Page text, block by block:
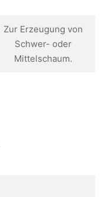
Zur Erzeugung von
Schwer- oder
Mittelschaum.